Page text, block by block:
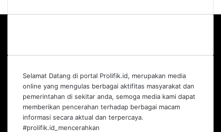
Selamat Datang di portal Prolifik.id, merupakan media
online yang mengulas berbagai aktifitas masyarakat dan
pemerintahan di sekitar anda, semoga media kami dapat
memberikan pencerahan terhadap berbagai macam
informasi secara aktual dan terpercaya.
#prolifik.id_mencerahkan